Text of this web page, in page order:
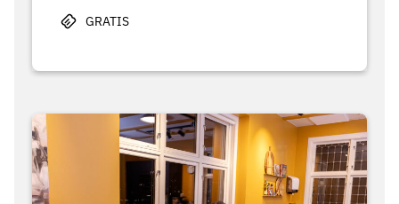
GRATIS